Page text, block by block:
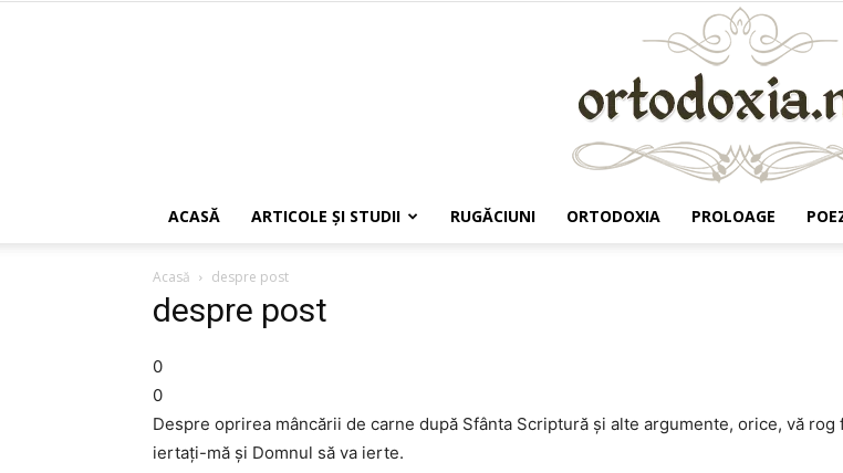
ACASĂ ARTICOLE ŞI STUDII RUGĂCIUNI ORTODOXIA PROLOAGE
Acasă despre post
despre post
0
0
Despre oprirea mâncării de carne după Sfânta Scriptură şi alte argumente, orice, vă rog
iertaţi-mă şi Domnul să va ierte.